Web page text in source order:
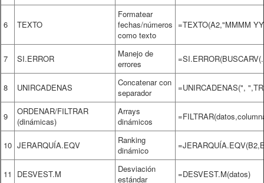
6 TEXTO
Formatear
fechas/números
como texto
=TEXTO(A2,"MMMM
7 SI.ERROR
Manejo de
errores
8 UNIRCADENAS
Concatenar con
separador
=UNIRCADENAS(",
9
ORDENAR/FILTRAR
(dinámicas)
Arrays
dinámicos
10 JERARQUÍA.EQV
Ranking
dinámico
11 DESVEST.M
Desviación
estándar
=DESVEST.M(datos)